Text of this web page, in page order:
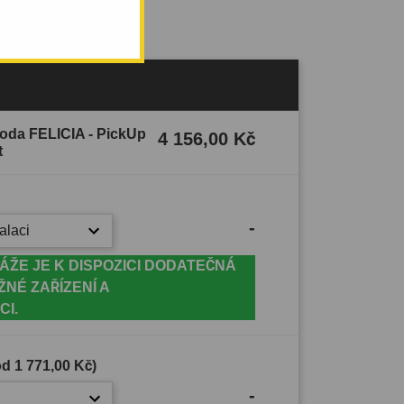
FELICIA - PickUp
4 156,00 Kč
-
JE K DISPOZICI DODATEČNÁ
ZAŘÍZENÍ A
1 771,00 Kč)
-